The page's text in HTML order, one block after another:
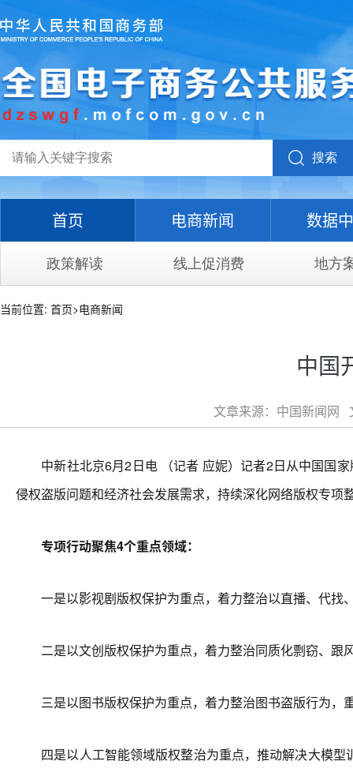
搜索
首页 电商新闻 数据
政策解读 线上促消费 地方
当前位置: 首页>电商新闻
中国
文章来源：中国新闻网
中新社北京6月2日电 （记者 应妮）记者2日从中国国家
侵权盗版问题和经济社会发展需求，持续深化网络版权专项
专项行动聚焦4个重点领域：
一是以影视剧版权保护为重点，着力整治以直播、代找
二是以文创版权保护为重点，着力整治同质化剽窃、跟
三是以图书版权保护为重点，着力整治图书盗版行为，
四是以人工智能领域版权整治为重点，推动解决大模型